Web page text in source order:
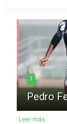
1
Pedro
Leer más